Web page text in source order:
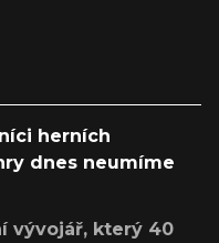
herních
dnes neumíme
vývojář, který 40